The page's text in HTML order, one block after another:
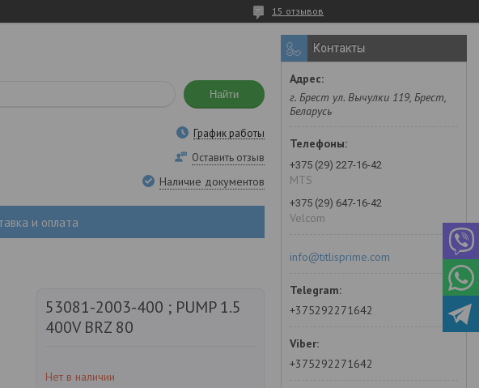
15 отзывов
Найти
График работы
Оставить отзыв
Наличие документов
и оплата
53081-2003-400 ; PUMP 1.5
400V BRZ 80
Нет в наличии
Контакты
г. Брест ул. Вычулки 119, Брест,
Беларусь
+375 (29) 227-16-42
MTS
+375 (29) 647-16-42
Velcom
info@titlisprime.com
+375292271642
+375292271642